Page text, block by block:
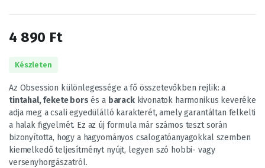
4 890 Ft
Készleten
Az Obsession különlegessége a fő összetevőkben rejlik: a
tintahal, fekete bors és a barackkivonatok harmonikus keveréke
adja meg a csali egyedülálló karakterét, amely garantáltan felkelti
a halak figyelmét. Ez az új formula már számos teszt során
bizonyította, hogy a hagyományos csalogatóanyagokkal szemben
kiemelkedő teljesítményt nyújt, legyen szó hobbi- vagy
versenyhorgászatról.